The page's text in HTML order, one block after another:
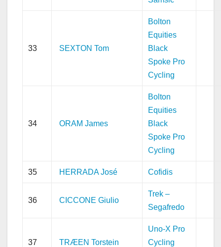
33 SEXTON Tom
Bolton
Equities
Black
Spoke Pro
Cycling
34 ORAM James
Bolton
Equities
Black
Spoke Pro
Cycling
35 HERRADA José Cofidis
36 CICCONE Giulio
Trek –
Segafredo
37 TRÆEN Torstein
Uno-X Pro
Cycling